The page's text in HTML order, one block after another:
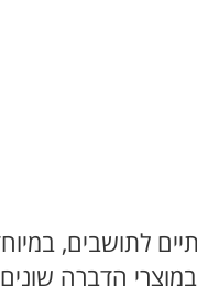
לתושבים,
הדברה